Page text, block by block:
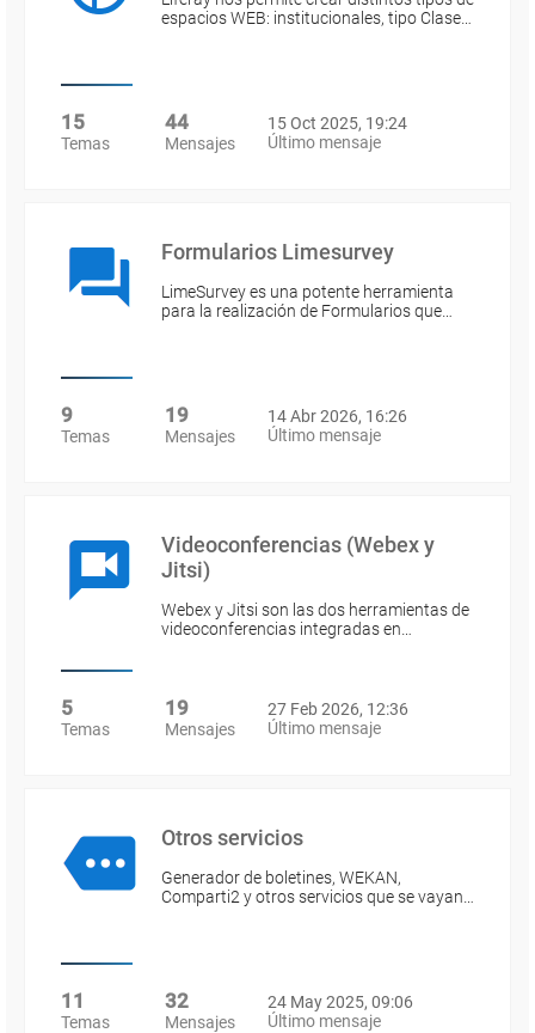
espacios WEB: institucionales, tipo Clase…
15
Temas
44
Mensajes
15 Oct 2025, 19:24
Último mensaje
Formularios Limesurvey
LimeSurvey es una potente herramienta
para la realización de Formularios que…
9
Temas
19
Mensajes
14 Abr 2026, 16:26
Último mensaje
Videoconferencias (Webex y
Jitsi)
Webex y Jitsi son las dos herramientas de
videoconferencias integradas en…
5
Temas
19
Mensajes
27 Feb 2026, 12:36
Último mensaje
Otros servicios
Generador de boletines, WEKAN,
Comparti2 y otros servicios que se vayan…
11
Temas
32
Mensajes
24 May 2025, 09:06
Último mensaje